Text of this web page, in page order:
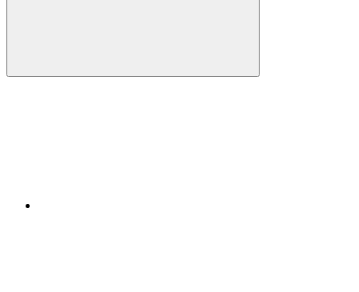
Compartilhar